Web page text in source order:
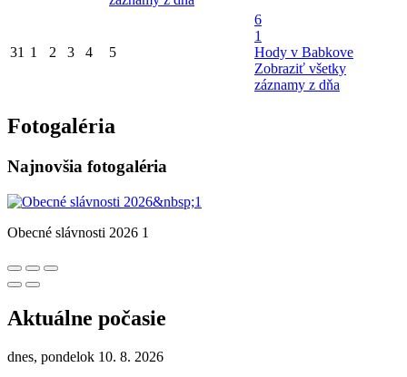
31 1 2 3 4 5
6
1
Hody v Babkove
Zobraziť všetky
záznamy z dňa
Fotogaléria
Najnovšia fotogaléria
Obecné slávnosti 2026 1
Aktuálne počasie
dnes, pondelok 10. 8. 2026